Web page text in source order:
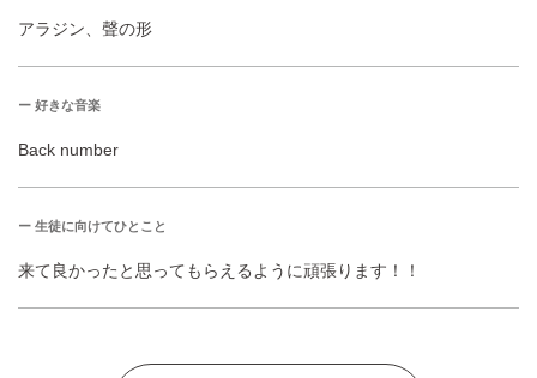
アラジン、聲の形
ー 好きな音楽
Back number
ー 生徒に向けてひとこと
来て良かったと思ってもらえるように頑張ります！！